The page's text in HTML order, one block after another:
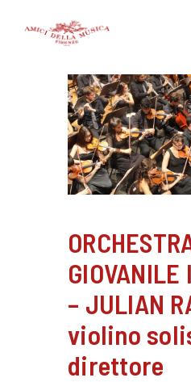
– JULIAN
violino
direttore